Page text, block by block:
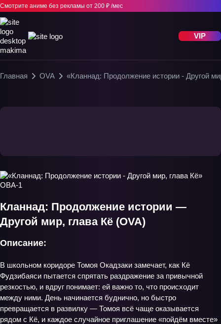
Смотрите аниме без рекламы от 200 ₽ /мес
VIP
Главная OVA «Кланнад: Продолжение истории - Другой
Кланнад: Продолжение истории —
Другой мир, глава Кё (OVA)
Описание:
В школьном коридоре Томоя Окадзаки замечает, как Кё
Фудзибаяси пытается спрятать раздражение за привычной
резкостью, и вдруг понимает: ей важно то, что происходит
между ними. День начинается буднично, но быстро
превращается в развилку — Томоя всё чаще оказывается
рядом с Кё, и каждое случайное приглашение «пойдём вместе»